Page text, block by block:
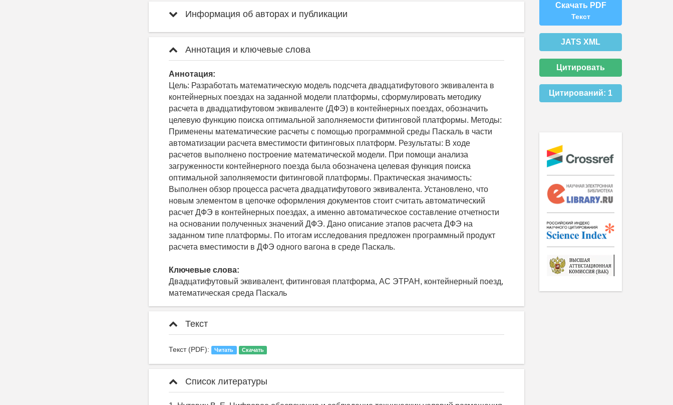
Информация об авторах и публикации
Аннотация и ключевые слова
Аннотация:
Цель: Разработать математическую модель подсчета двадцатифутового эквивалента в
контейнерных поездах на заданной модели платформы, сформулировать методику
расчета в двадцатифутовом эквиваленте (ДФЭ) в контейнерных поездах, обозначить
целевую функцию поиска оптимальной заполняемости фитинговой платформы. Методы:
Применены математические расчеты с помощью программной среды Паскаль в части
автоматизации расчета вместимости фитинговых платформ. Результаты: В ходе
расчетов выполнено построение математической модели. При помощи анализа
загруженности контейнерного поезда была обозначена целевая функция поиска
оптимальной заполняемости фитинговой платформы. Практическая значимость:
Выполнен обзор процесса расчета двадцатифутового эквивалента. Установлено, что
новым элементом в цепочке оформления документов стоит считать автоматический
расчет ДФЭ в контейнерных поездах, а именно автоматическое составление отчетности
на основании полученных значений ДФЭ. Дано описание этапов расчета ДФЭ на
заданном типе платформы. По итогам исследования предложен программный продукт
расчета вместимости в ДФЭ одного вагона в среде Паскаль.
Ключевые слова:
Двадцатифутовый эквивалент, фитинговая платформа, АС ЭТРАН, контейнерный поезд,
математическая среда Паскаль
Текст
Текст (PDF): Читать Скачать
Список литературы
Скачать PDF
Текст
JATS XML
Цитировать
Цитирований: 1